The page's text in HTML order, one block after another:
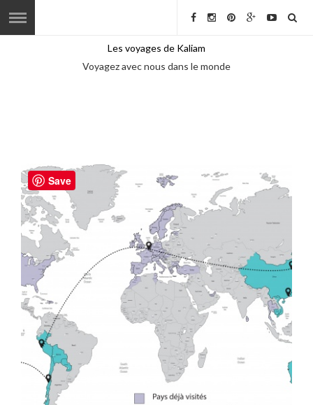
Les voyages de Kaliam
Voyagez avec nous dans le monde
Save